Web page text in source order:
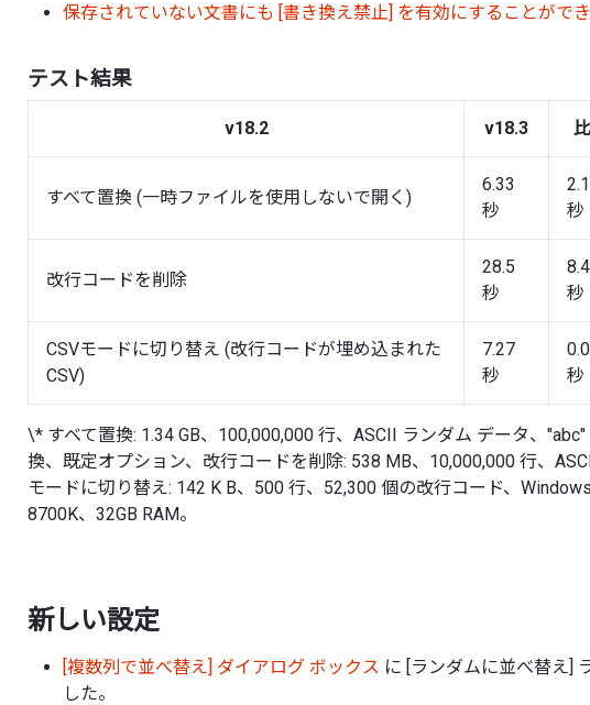
保存されていない文書にも [書き換え禁止] を有効にすることがで
テスト結果
v18.2 v18.3
すべて置換 (一時ファイルを使用しないで開く)
6.33
秒
秒
改行コードを削除
28.5
秒
秒
CSVモードに切り替え (改行コードが埋め込まれた
CSV)
7.27
秒
秒
\* すべて置換: 1.34 GB、100,000,000 行、ASCII ランダム データ、"abc"
換、既定オプション、改行コードを削除: 538 MB、10,000,000 行、
モードに切り替え: 142 K B、500 行、52,300 個の改行コード、
8700K、32GB RAM。
新しい設定
[複数列で並べ替え] ダイアログ ボックス に [ランダムに並べ替え]
した。